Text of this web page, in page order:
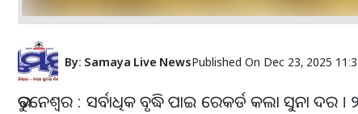
By: Samaya Live NewsPublished On Dec 23, 2025
ଭୁବନେଶ୍ୱର : ସର୍ବାଧିକ ବୃଦ୍ଧି ପାଇ ରେକର୍ଡ କଲା ସୁନା ଦର